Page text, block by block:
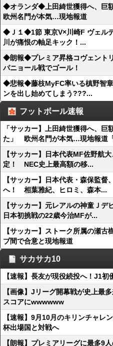
◆オランダ◆上田綺世獲得へ、巨
欧州名門が本気…現地報道
◆Ｊ１◆1節 東京V×川崎F ヴェル
川が痛恨の軸足キック！...
◆朗報◆プレミア昇格コヴェント
パニョール戦でゴール！
◆悲報◆藤枝MyFC率いる槙野智
ンを出し始めてしまう???...
フットボール速報
「サッカー】上田綺世獲得へ、
た」 欧州名門が本気…現地報道
【サッカー】日本代表MF佐野航
定！ NEC史上最高額の移...
【サッカー】日本代表・森保監
へ！ 相葉雅紀、ヒロミ、森本...
【サッカー】元レアルの神童Ｊデ
日本初挑戦の22歳今治MFが...
【サッカー】ストーク所属の瀬
ブ間で合意と現地報道
サカサカ10
【速報】長友が現役続投へ！J1
【画像】Jリーグ開幕戦が史上最
スコアにwwwwww
【速報】9月10月のキリンチャレ
杯出場国と対戦へ
【朗報】プレミアリーグに最多9